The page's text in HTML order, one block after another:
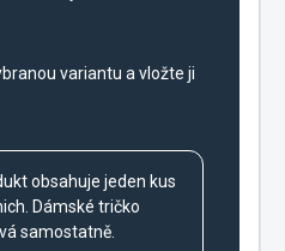
variantu a vložte ji
obsahuje jeden kus
Dámské tričko
samostatně.